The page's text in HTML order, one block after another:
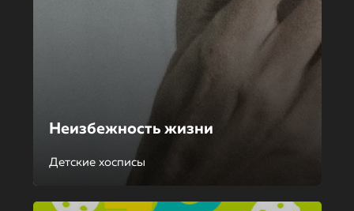
Неизбежность жизни
Детские хосписы